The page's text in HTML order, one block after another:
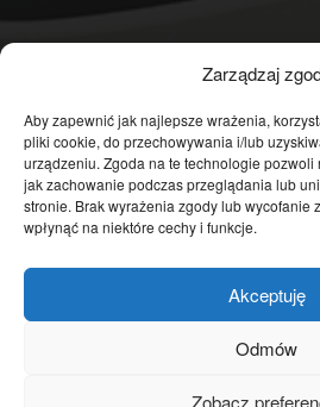
Zarządzaj
Aby zapewnić jak najlepsze wrażenia,
pliki cookie, do przechowywania i/lub
urządzeniu. Zgoda na te technologie pozwoli
jak zachowanie podczas przeglądania lub
stronie. Brak wyrażenia zgody lub wycofanie
wpłynąć na niektóre cechy i funkcje.
Akceptuję
Odmów
Zobacz
Temat dnia
Publicystyka
Polityka
Polska
Społeczeństwo